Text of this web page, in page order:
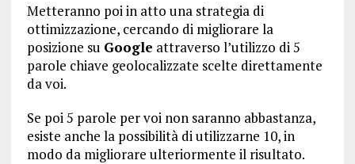
Metteranno poi in atto una strategia di
ottimizzazione, cercando di migliorare la
posizione su Google attraverso l’utilizzo di 5
parole chiave geolocalizzate scelte direttamente
da voi.
Se poi 5 parole per voi non saranno abbastanza,
esiste anche la possibilità di utilizzarne 10, in
modo da migliorare ulteriormente il risultato.